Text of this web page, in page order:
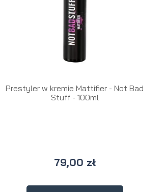
Prestyler w kremie Mattifier - Not Bad
Stuff - 100ml
79,00 zł